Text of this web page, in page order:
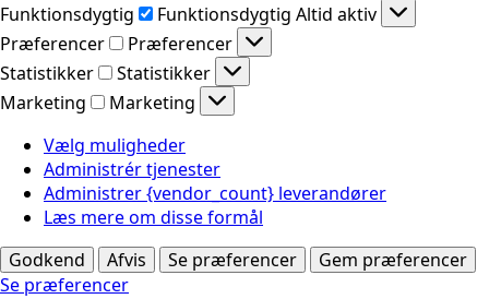
Funktionsdygtig
Funktionsdygtig Altid aktiv
Præferencer
Præferencer
Statistikker
Statistikker
Marketing
Marketing
Vælg muligheder
Administrér tjenester
Administrer {vendor_count} leverandører
Læs mere om disse formål
Godkend
Afvis Se præferencer
Gem præferencer
Se præferencer